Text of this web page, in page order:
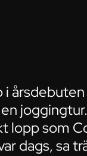
i
joggingtur.
lopp som
dags, sa